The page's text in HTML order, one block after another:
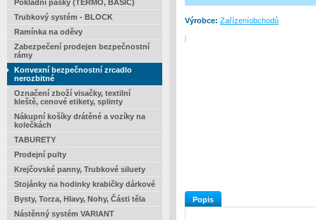
Pokladní pásky (TERMO, BASIC)
Trubkový systém - BLOCK
Ramínka na oděvy
Zabezpečení prodejen bezpečnostní
rámy
Konvexní bezpečnostní zrcadlo
nerozbitné
Označení zboží visačky, textilní
kleště, cenové etikety, splinty
Nákupní košíky drátěné a vozíky na
kolečkách
TABURETY
Prodejní pulty
Krejčovské panny, Trubkové siluety
Stojánky na hodinky krabičky dárkové
Bysty, Torza, Hlavy, Nohy, Části těla
Nástěnný systém VARIANT
Výrobce: Zařízeníobchodů
Popis